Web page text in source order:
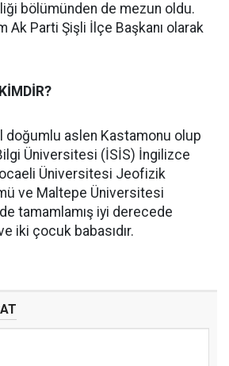
bölümünden de mezun oldu.
Ak Parti Şişli İlçe Başkanı olarak
doğumlu aslen Kastamonu olup
Üniversitesi (İSİS) İngilizce
Üniversitesi Jeofizik
ve Maltepe Üniversitesi
tamamlamış iyi derecede
iki çocuk babasıdır.